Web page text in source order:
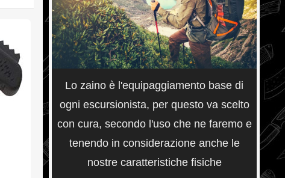
Lo zaino è l'equipaggiamento base di
ogni escursionista, per questo va scelto
con cura, secondo l'uso che ne faremo e
tenendo in considerazione anche le
nostre caratteristiche fisiche